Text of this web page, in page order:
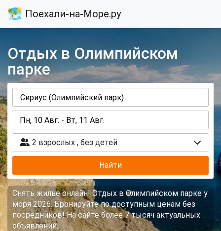
Поехали-на-Море.ру
Отдых в Олимпийском
парке
2 взрослых , без детей
Найти
Снять жилье онлайн! Отдых в Олимпийском парке у
моря 2026. Бронируйте по доступным ценам без
посредников! На сайте более 7 тысяч актуальных
объявлений.